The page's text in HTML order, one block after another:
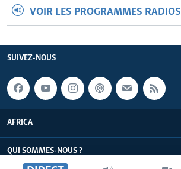
VOIR LES PROGRAMMES RADIOS
SUIVEZ-NOUS
AFRICA
QUI SOMMES-NOUS ?